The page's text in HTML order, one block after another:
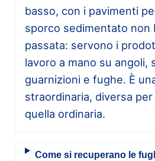
basso, con i pavimenti
sporco sedimentato non
passata: servono i
lavoro a mano su angoli,
guarnizioni e fughe. È
straordinaria, diversa
quella ordinaria.
Come si recuperano le